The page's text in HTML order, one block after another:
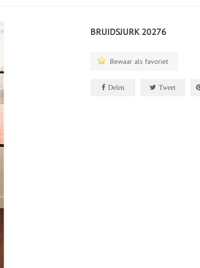
BRUIDSJURK 20276
Bewaar als favoriet
Delen Tweet